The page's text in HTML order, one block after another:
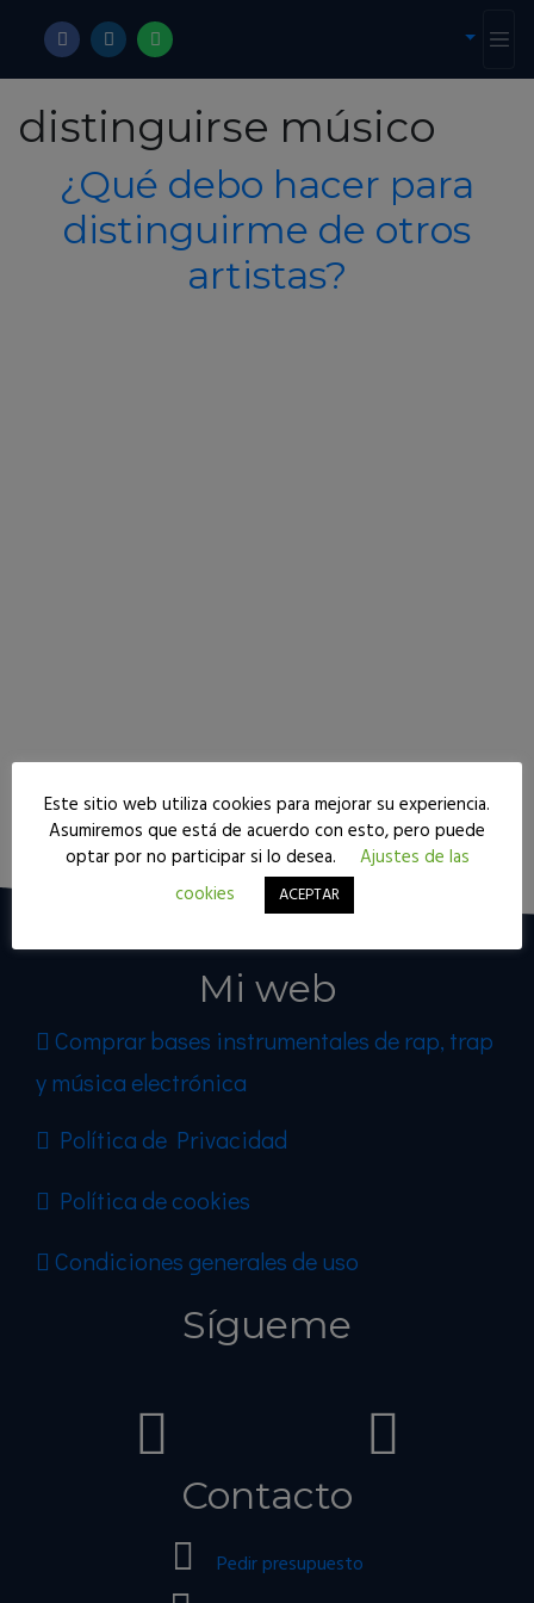
distinguirse músico
¿Qué debo hacer para
distinguirme de otros
artistas?
Seguir leyendo
Mi web
Comprar bases instrumentales de rap, trap
y música electrónica
Política de Privacidad
Política de cookies
Condiciones generales de uso
Sígueme
Contacto
Pedir presupuesto
Este sitio web utiliza cookies para mejorar su experiencia.
Asumiremos que está de acuerdo con esto, pero puede
optar por no participar si lo desea.
Ajustes de las
cookies
ACEPTAR